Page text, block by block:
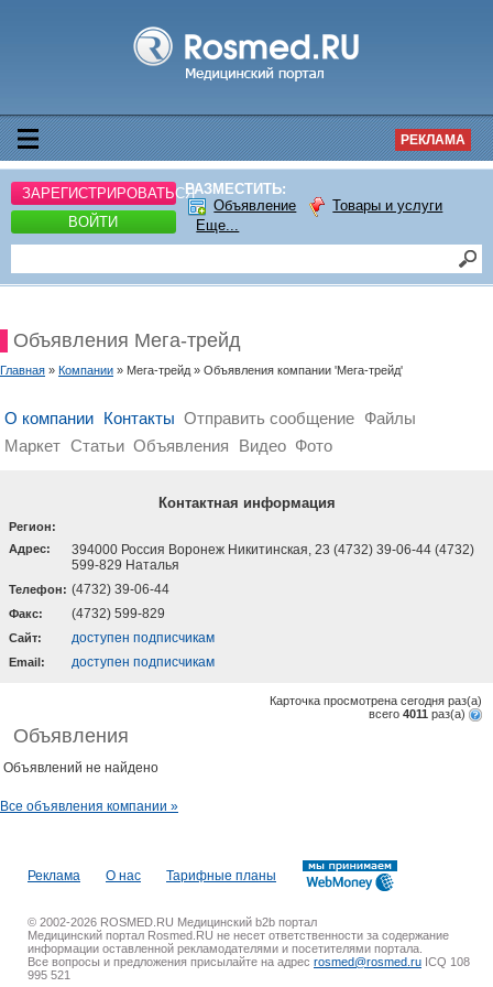
РЕКЛАМА
ЗАРЕГИСТРИРОВАТЬСЯ
ВОЙТИ
РАЗМЕСТИТЬ:
Объявление
Товары и услуги
Еще...
Объявления Мега-трейд
Главная » Компании » Мега-трейд » Объявления компании 'Мега-трейд'
О компании Контакты Отправить сообщение Файлы
Маркет Статьи Объявления Видео Фото
Контактная информация
Регион:
Адрес:
394000 Россия Воронеж Никитинская, 23 (4732) 39-06-44 (4732)
599-829 Наталья
Телефон: (4732) 39-06-44
Факс: (4732) 599-829
Cайт: доступен подписчикам
Email: доступен подписчикам
Карточка просмотрена сегодня раз(a)
всего 4011 раз(a)
Объявления
Объявлений не найдено
Все объявления компании »
Реклама О нас Тарифные планы
© 2002-2026 ROSMED.RU Медицинский b2b портал
Медицинский портал Rosmed.RU не несет ответственности за содержание
информации оставленной рекламодателями и посетителями портала.
Все вопросы и предложения присылайте на адрес rosmed@rosmed.ru ICQ 108
995 521